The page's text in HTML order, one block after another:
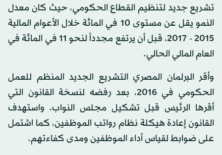
تشريع جديد لتنظيم القطاع الحكومي، حيث كان معدل
النمو يقل عن مستوى 10 في المائة خلال الأعوام المالية
2015 - 2017، قبل أن يرتفع مجدداً لنحو 11 في المائة في
العام المالي الحالي.
وأقر البرلمان المصري التشريع الجديد المنظم للعمل
الحكومي في 2016، بعد رفضه لنسخة القانون التي
أقرها الرئيس قبل تشكيل مجلس النواب، واستهدف
القانون إعادة هيكلة نظام رواتب الموظفين، كما اشتمل
على ضوابط لقياس أداء الموظفين ومدى كفاءتهم.